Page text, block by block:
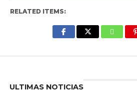
RELATED ITEMS:
ULTIMAS NOTICIAS